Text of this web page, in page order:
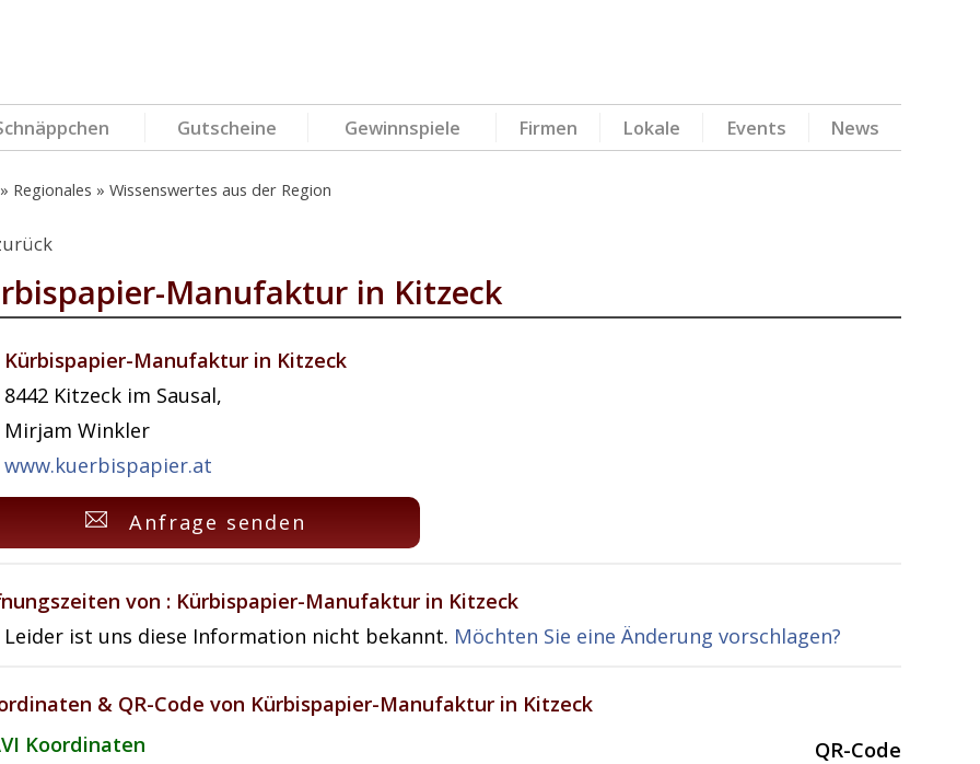
Gutscheine Gewinnspiele Firmen Lokale Events News
Regionales Wissenswertes aus der Region
Manufaktur in Kitzeck
Kürbispapier-Manufaktur in Kitzeck
8442 Kitzeck im Sausal,
Mirjam Winkler
www.kuerbispapier.at
Anfrage senden
von : Kürbispapier-Manufaktur in Kitzeck
Leider ist uns diese Information nicht bekannt. Möchten Sie eine Änderung vorschlagen?
& QR-Code von Kürbispapier-Manufaktur in Kitzeck
Koordinaten
QR-Code